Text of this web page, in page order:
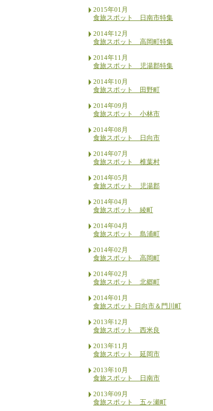
2015年01月
食旅スポット 日南市特集
2014年12月
食旅スポット 高岡町特集
2014年11月
食旅スポット 児湯郡特集
2014年10月
食旅スポット 田野町
2014年09月
食旅スポット 小林市
2014年08月
食旅スポット 日向市
2014年07月
食旅スポット 椎葉村
2014年05月
食旅スポット 児湯郡
2014年04月
食旅スポット 綾町
2014年04月
食旅スポット 島浦町
2014年02月
食旅スポット 高岡町
2014年02月
食旅スポット 北郷町
2014年01月
食旅スポット 日向市＆門川町
2013年12月
食旅スポット 西米良
2013年11月
食旅スポット 延岡市
2013年10月
食旅スポット 日南市
2013年09月
食旅スポット 五ヶ瀬町